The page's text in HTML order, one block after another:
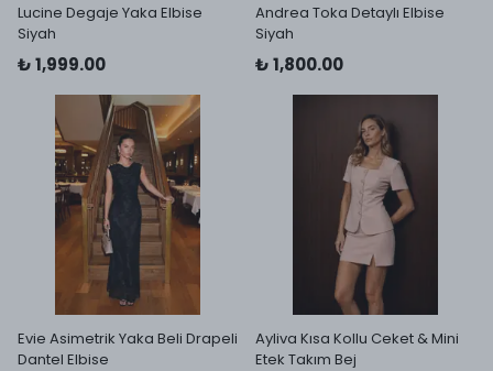
Lucine Degaje Yaka Elbise
Siyah
₺ 1,999.00
Andrea Toka Detaylı Elbise
Siyah
₺ 1,800.00
Evie Asimetrik Yaka Beli Drapeli
Dantel Elbise
Ayliva Kısa Kollu Ceket & Mini
Etek Takım Bej